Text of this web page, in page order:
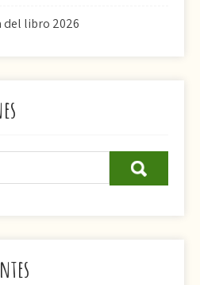
del libro 2026